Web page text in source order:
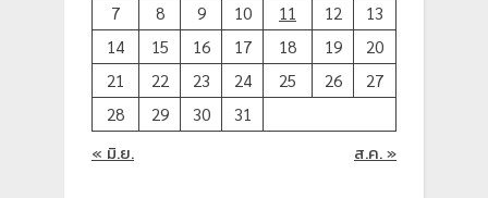
7
8 9 10 11 12
13
14
15 16 17 18 19
20
21
22 23 24 25 26
27
28
29 30 31
« มิ.ย. ส.ค. »